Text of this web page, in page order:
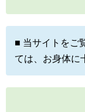
■ 当サイトをご
ては、お身体に